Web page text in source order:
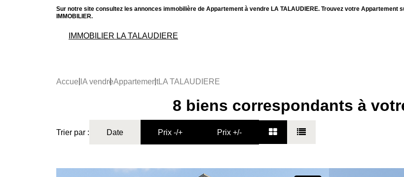
Sur notre site consultez les annonces immobilière de Appartement à vendre LA TALAUDIERE. Trouvez votre Appartement
IMMOBILIER.
IMMOBILIER LA TALAUDIERE
Accueil A vendreAppartementLA TALAUDIERE
8 biens correspondants à
Trier par : Date Prix -/+ Prix +/-